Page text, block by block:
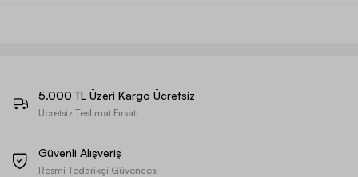
5.000 TL Üzeri Kargo Ücretsiz
Ücretsiz Teslimat Fırsatı
Güvenli Alışveriş
Resmi Tedarikçi Güvencesi